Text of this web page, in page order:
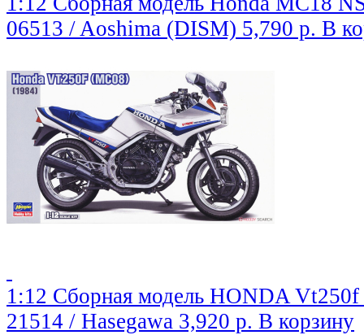
06513 / Aoshima (DISM) 5,790 р. В
1:12 Сборная модель HONDA
21514 / Hasegawa 3,920 р. В корзину